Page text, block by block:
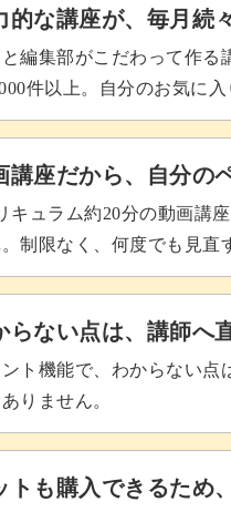
ちたしずくは、夏にぴ
つけるとまわりがもた
ん◎
は上品なホワイトで作
的な講座が、毎月続
編集部がこだわって作る
件以上。自分のお気に
講座だから、自分の
キュラム約20分の動画講
制限なく、何度でも見直
らない点は、講師へ
ント機能で、わからない点
りません。
トも購入できるため